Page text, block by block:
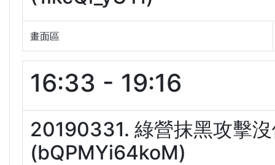
畫面區
16:33 - 19:16
20190331. 綠營抹黑攻擊
(bQPMYi64koM)